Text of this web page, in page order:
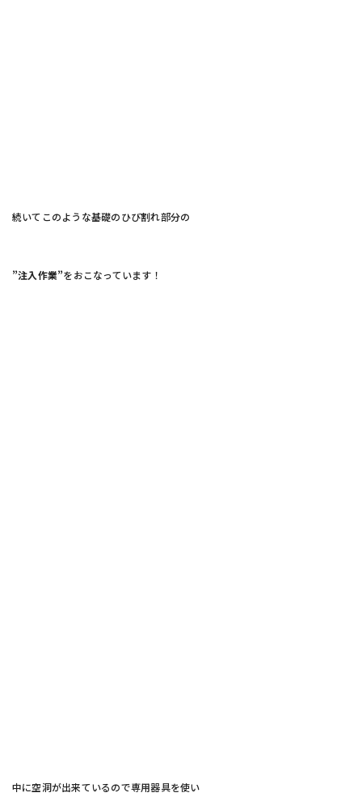
続いてこのような基礎のひび割れ部分の
”注入作業”をおこなっています！
中に空洞が出来ているので専用器具を使い